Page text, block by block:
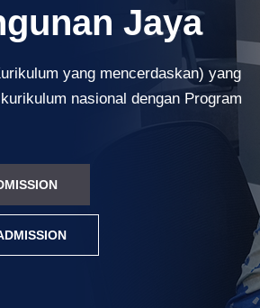
Jaya
yang mencerdaskan) yang
nasional dengan Program